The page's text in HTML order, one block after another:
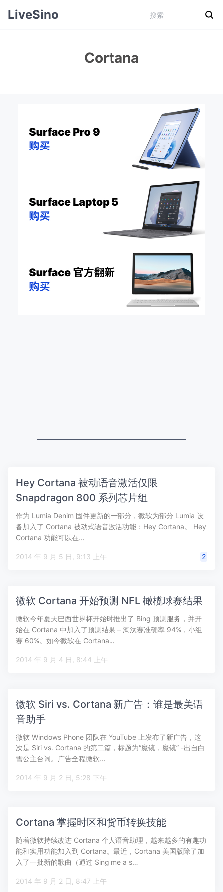
LiveSino
Cortana
Hey Cortana 被动语音激活仅限
Snapdragon 800 系列芯片组
作为 Lumia Denim 固件更新的一部分，微软为部分 Lumia 设
备加入了 Cortana 被动式语音激活功能：Hey Cortana。 Hey
Cortana 功能可以在…
2014 年 9 月 5 日, 9:13 上午 2
微软 Cortana 开始预测 NFL 橄榄球赛结果
微软今年夏天巴西世界杯开始时推出了 Bing 预测服务，并开
始在 Cortana 中加入了预测结果 – 淘汰赛准确率 94%，小组
赛 60%。如今微软在 Cortana…
2014 年 9 月 4 日, 8:44 上午
微软 Siri vs. Cortana 新广告：谁是最美语
音助手
微软 Windows Phone 团队在 YouTube 上发布了新广告，这
次是 Siri vs. Cortana 的第二篇，标题为“魔镜，魔镜” -出自白
雪公主台词。广告全程微软…
2014 年 9 月 2 日, 5:28 下午
Cortana 掌握时区和货币转换技能
随着微软持续改进 Cortana 个人语音助理，越来越多的有趣功
能和实用功能加入到 Cortana。最近，Cortana 美国版除了加
入了一批新的歌曲（通过 Sing me a s…
2014 年 9 月 2 日, 8:47 上午